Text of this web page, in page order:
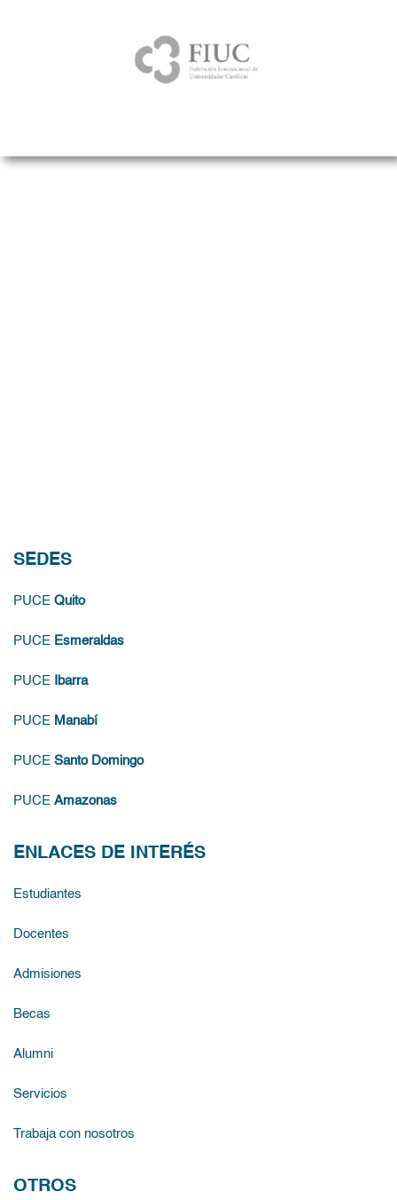
SEDES
PUCE Quito
PUCE Esmeraldas
PUCE Ibarra
PUCE Manabí
PUCE Santo Domingo
PUCE Amazonas
ENLACES DE INTERÉS
Estudiantes
Docentes
Admisiones
Becas
Alumni
Servicios
Trabaja con nosotros
OTROS